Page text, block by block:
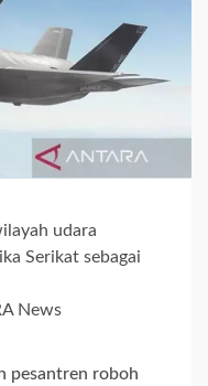
udara
Serikat sebagai
News
pesantren roboh